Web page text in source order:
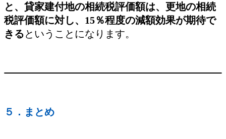
と、貸家建付地の相続税評価額は、更地の相続
税評価額に対し、15％程度の減額効果が期待で
きるということになります。
５．まとめ